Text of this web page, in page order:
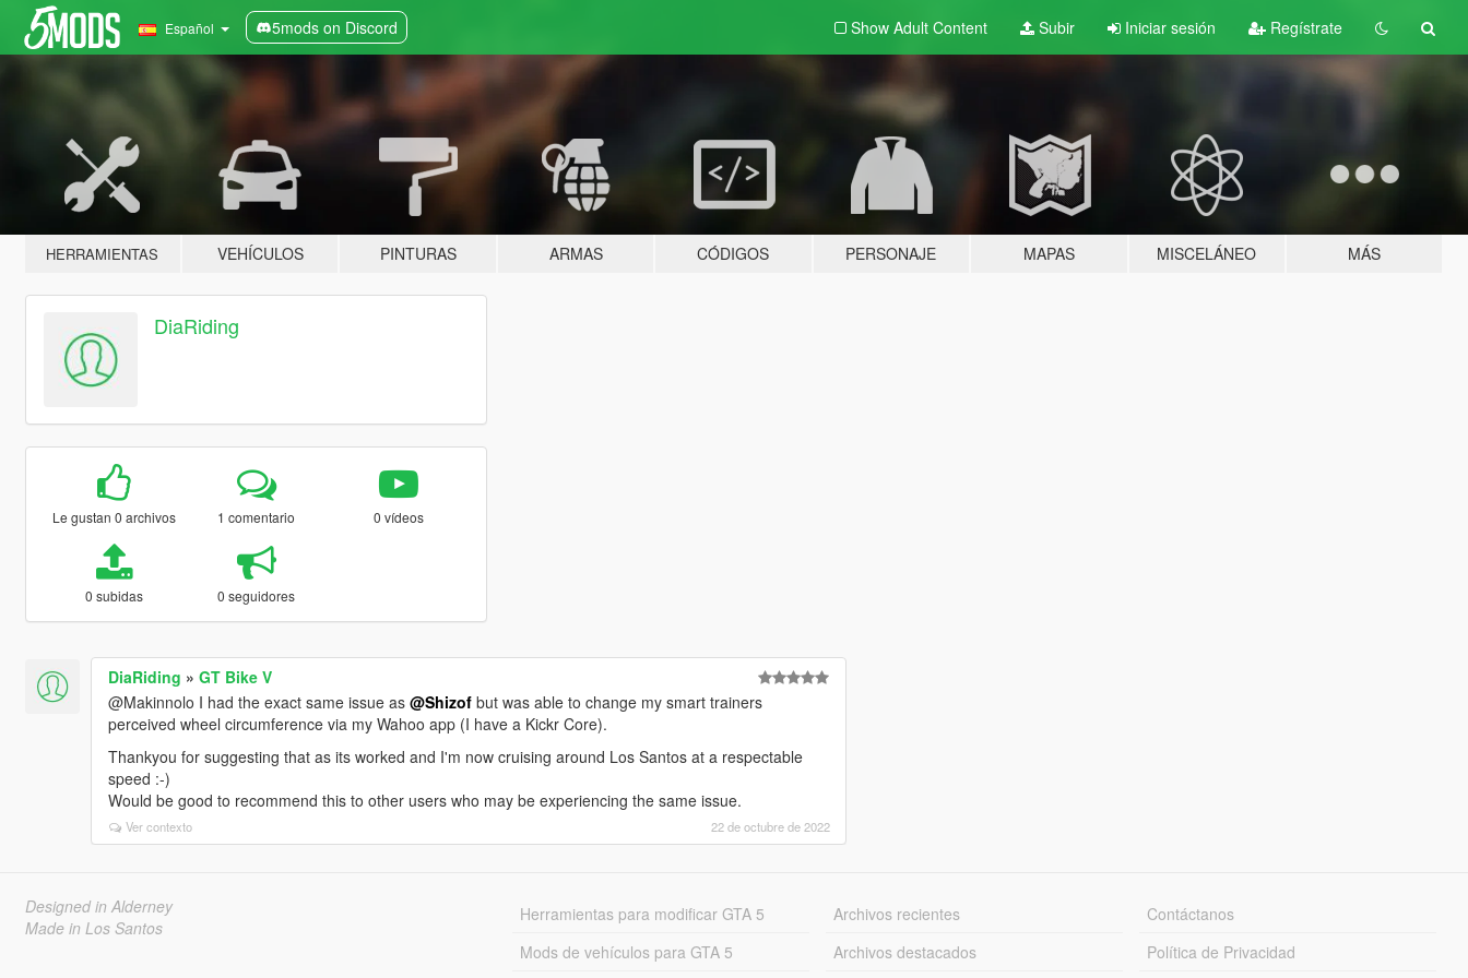
Español 5mods on Discord Show Adult Content Subir Iniciar sesión Regístrate
HERRAMIENTAS VEHÍCULOS PINTURAS ARMAS CÓDIGOS PERSONAJE MAPAS MISCELÁNEO MÁS
DiaRiding
Le gustan 0 archivos 1 comentario 0 vídeos
0 subidas 0 seguidores
DiaRiding » GT Bike V
@Makinnolo I had the exact same issue as @Shizofbut was able to change my smart trainers
perceived wheel circumference via my Wahoo app (I have a Kickr Core).
Thankyou for suggesting that as its worked and I'm now cruising around Los Santos at a respectable
speed :-)
Would be good to recommend this to other users who may be experiencing the same issue.
Ver contexto 22 de octubre de 2022
Designed in Alderney
Made in Los Santos
Herramientas para modificar GTA 5
Mods de vehículos para GTA 5
Archivos recientes
Archivos destacados
Contáctanos
Política de Privacidad